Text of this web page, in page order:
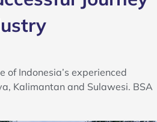
Indonesia’s experienced
Kalimantan and Sulawesi. BSA